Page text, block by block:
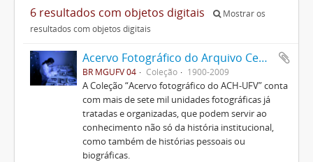
6 resultados com objetos digitais
Mostrar os
resultados com objetos digitais
Acervo Fotográfico do Arquivo Central Histórico da UFV
BR MGUFV 04 Coleção 1900-2009
A Coleção “Acervo fotográfico do ACH-UFV” conta
com mais de sete mil unidades fotográficas já
tratadas e organizadas, que podem servir ao
conhecimento não só da história institucional,
como também de histórias pessoais ou
biográficas.